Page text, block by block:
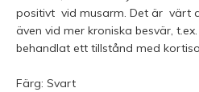
positivt vid musarm. Det är värt
även vid mer kroniska besvär,
behandlat ett tillstånd med
Färg: Svart